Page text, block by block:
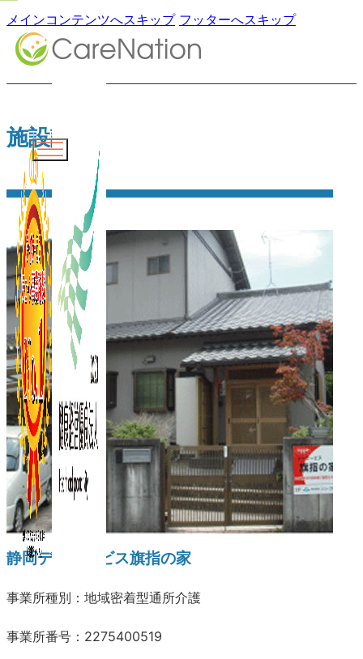
メインコンテンツへスキップ フッターへスキップ
施設詳細
静岡デイサービス旗指の家
事業所種別：地域密着型通所介護
事業所番号：2275400519